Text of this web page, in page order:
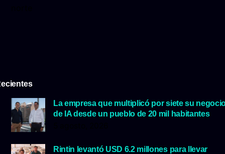
La empresa que multiplicó por siete su
de IA desde un pueblo de 20 mil habitantes
Rintin levantó USD 6.2 millones para llevar